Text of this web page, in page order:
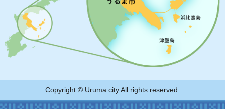
Copyright © Uruma city All rights reserved.